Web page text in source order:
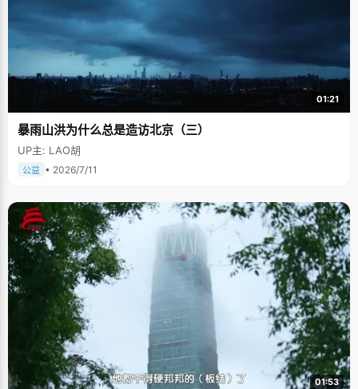
01:21
暴雨山洪为什么总是造访北京（三）
UP主: LAO胡
公益 • 2026/7/11
01:53